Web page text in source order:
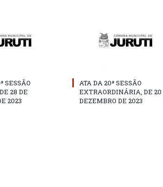
SESSÃO
28 DE
2023
ATA DA 20ª SESSÃO
EXTRAORDINÁRIA, DE 20
DEZEMBRO DE 2023